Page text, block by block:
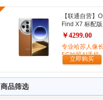
【联通自营】
Find X7 标配版
￥4299.00
专业哈苏人像
5G拍照AI手机
立即购买
商品筛选